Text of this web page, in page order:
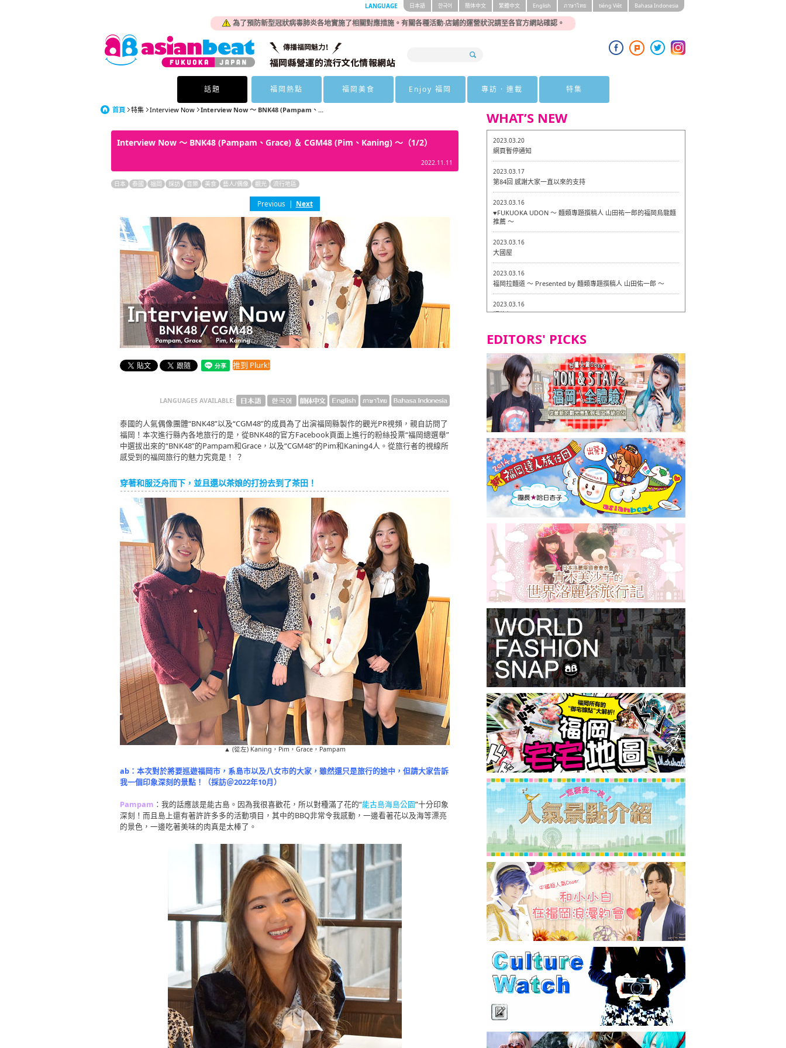
為了預防新型冠狀病毒肺炎各地實施了相關對應措施。有關各種活動·店鋪的運營狀況請至各官方網站確認。
LANGUAGE 日本語 한국어 簡体中文 繁體中文 English ภาษาไทย tiéng Viêt Bahasa Indonesia
話題 福岡熱點 福岡美食 Enjoy 福岡 專訪 · 連載 特集
首頁 特集 Interview Now Interview Now ～ BNK48 (Pampam、...
Interview Now ～ BNK48 (Pampam、Grace) ＆ CGM48 (Pim、Kaning) ～（1/2）
2022.11.11
日本 泰國 福岡 採訪 音樂 美食 藝人/偶像 觀光 流行地區
Previous | Next
推到 Plurk!
LANGUAGES AVAILABLE:
泰國的人氣偶像團體“BNK48”以及“CGM48”的成員為了出演福岡縣製作的觀光PR視頻，親自訪問了
福岡！本次進行縣內各地旅行的是，從BNK48的官方Facebook頁面上進行的粉絲投票“福岡總選舉”
中選拔出來的“BNK48”的Pampam和Grace，以及“CGM48”的Pim和Kaning4人。從旅行者的視線所
感受到的福岡旅行的魅力究竟是！ ？
穿著和服泛舟而下，並且還以茶娘的打扮去到了茶田！
▲ (從左) Kaning，Pim，Grace，Pampam
ab：本次對於將要巡遊福岡市，系島市以及八女市的大家，雖然還只是旅行的途中，但請大家告訴
我一個印象深刻的景點！（採訪＠2022年10月）
Pampam ：我的話應該是能古島。因為我很喜歡花，所以對種滿了花的“能古島海島公園”十分印象
深刻！而且島上還有著許許多多的活動項目，其中的BBQ非常令我感動，一邊看著花以及海等漂亮
的景色，一邊吃著美味的肉真是太棒了。
WHAT’S NEW
2023.03.20
網頁暫停通知
2023.03.17
第84回 感謝大家一直以來的支持
2023.03.16
♥FUKUOKA UDON ～ 麵類專題撰稿人 山田祐一郎的福岡烏龍麵
推薦 ～
2023.03.16
大國屋
2023.03.16
福岡拉麵道 〜 Presented by 麵類專題撰稿人 山田佑一郎 〜
2023.03.16
福龍軒
2023.03.07
Isogiyokarazu 博多總店 〜 嚴格素食主義・素食主義者的菜單試
的試吃之旅 in 福岡市！ 〜
2023.03.07
嚴格素食主義・素食主義者的菜單試的試吃之旅 in 福岡市！
2023.03.02
Little Stand 大名店 〜 嚴格素食主義・素食主義者的菜單試的試
吃之旅 in 福岡市！ 〜
2023.02.28
東築軒 折尾本社烏冬店
EDITORS' PICKS